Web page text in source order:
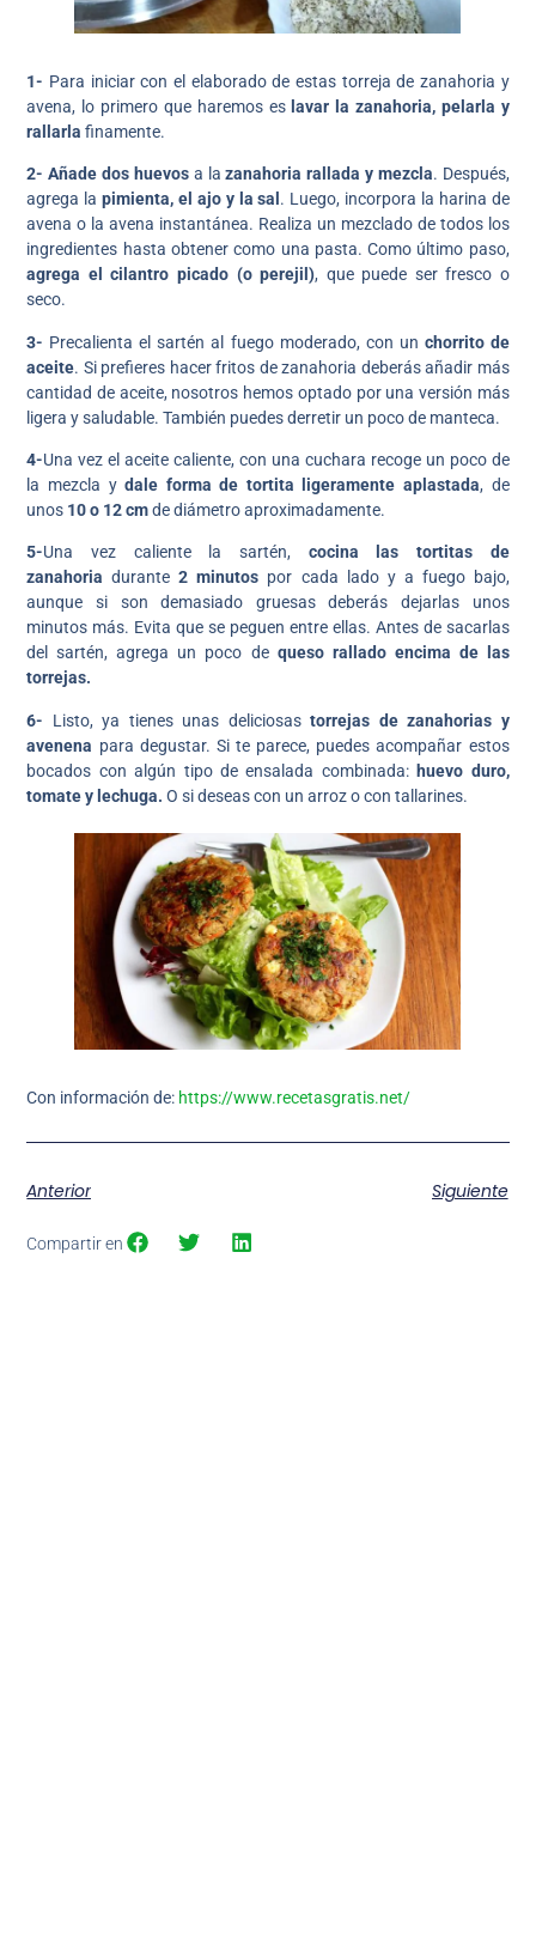
1- Para iniciar con el elaborado de estas torreja de zanahoria y
avena, lo primero que haremos eslavar la zanahoria, pelarla y
rallarla finamente.
2- Añade dos huevosa lazanahoria rallada y mezcla. Después,
agrega la pimienta, el ajo y la sal . Luego, incorpora la harina de
avena o la avena instantánea. Realiza un mezclado de todos los
ingredientes hasta obtener como una pasta. Como último paso,
agrega el cilantro picado (o perejil), que puede ser fresco o
seco.
3- Precalienta el sartén al fuego moderado, con un chorrito de
aceite. Si prefieres hacer fritos de zanahoria deberás añadir más
cantidad de aceite, nosotros hemos optado por una versión más
ligera y saludable. También puedes derretir un poco de manteca.
4-Una vez el aceite caliente, con una cuchara recoge un poco de
la mezcla ydale forma de tortita ligeramente aplastada, de
unos 10 o 12 cmde diámetro aproximadamente.
5-Una vez caliente la sartén, cocina las tortitas de
zanahoria durante2 minutos por cada lado y a fuego bajo,
aunque si son demasiado gruesas deberás dejarlas unos
minutos más. Evita que se peguen entre ellas. Antes de sacarlas
del sartén, agrega un poco de queso rallado encima de las
torrejas.
6- Listo, ya tienes unas deliciosastorrejas de zanahorias y
avenena para degustar. Si te parece, puedes acompañar estos
bocados con algún tipo de ensalada combinada: huevo duro,
tomate y lechuga. O si deseas con un arroz o con tallarines.
Con información de: https://www.recetasgratis.net/
Anterior Siguiente
Compartir en